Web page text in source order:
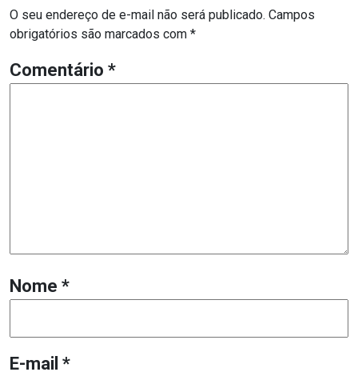
O seu endereço de e-mail não será publicado. Campos
obrigatórios são marcados com *
Comentário *
Nome *
E-mail *